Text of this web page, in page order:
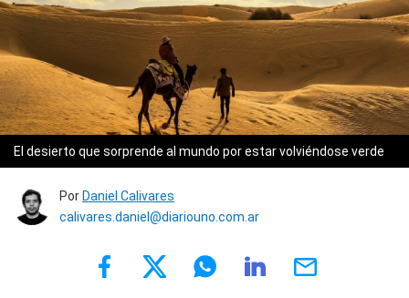
El desierto que sorprende al mundo por estar volviéndose verde
Por Daniel Calivares
calivares.daniel@diariouno.com.ar